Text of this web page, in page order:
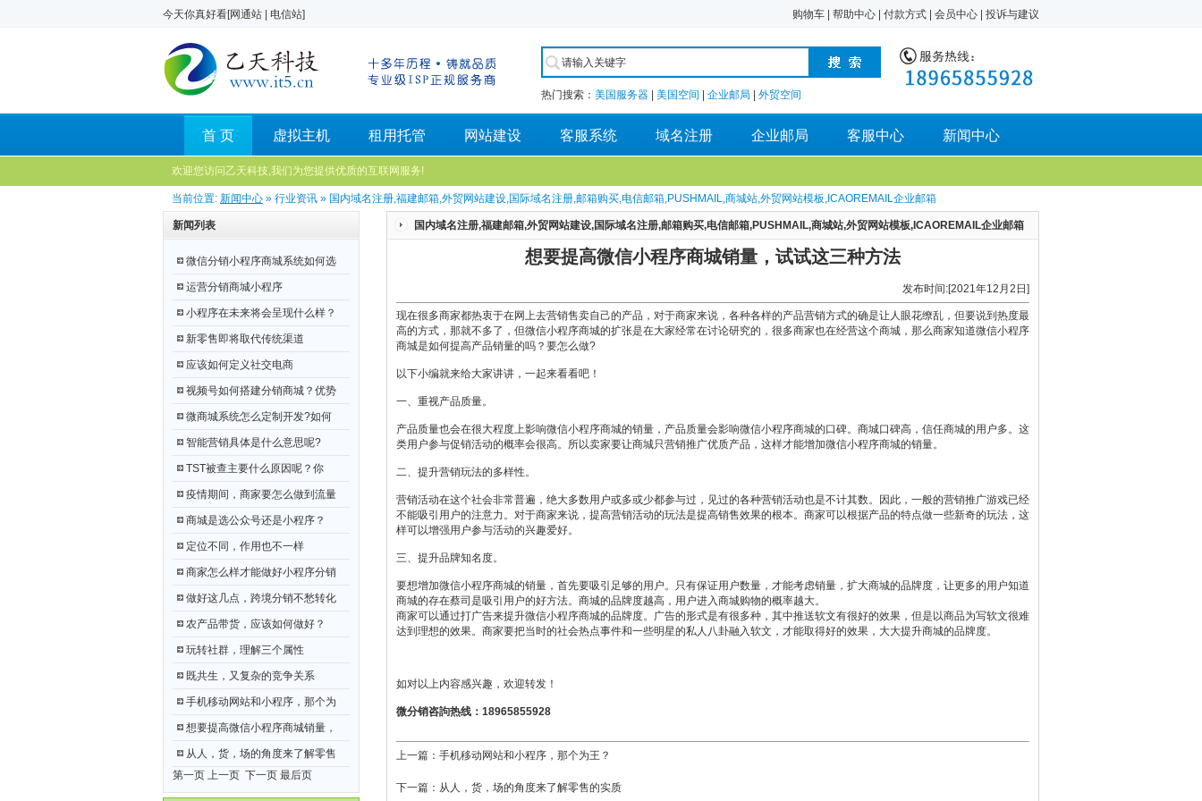
今天你真好看[网通站 电信站] 购物车 帮助中心 付款方式 会员中心 投诉与建议
热门搜索： 美国服务器 美国空间 企业邮局 外贸空间
首 页 虚拟主机 租用托管 网站建设 客服系统 域名注册 企业邮局 客服中心 新闻中心
欢迎您访问乙天科技,我们为您提供优质的互联网服务!
当前位置: 新闻中心 » 行业资讯 » 国内域名注册,福建邮箱,外贸网站建设,国际域名注册,邮箱购买,电信邮箱,PUSHMAIL,商城站,外贸网站模板,ICAOREMAIL企业邮箱
新闻列表
微信分销小程序商城系统如何选
运营分销商城小程序
小程序在未来将会呈现什么样？
新零售即将取代传统渠道
应该如何定义社交电商
视频号如何搭建分销商城？优势
微商城系统怎么定制开发?如何
智能营销具体是什么意思呢?
TST被查主要什么原因呢？你
疫情期间，商家要怎么做到流量
商城是选公众号还是小程序？
定位不同，作用也不一样
商家怎么样才能做好小程序分销
做好这几点，跨境分销不愁转化
农产品带货，应该如何做好？
玩转社群，理解三个属性
既共生，又复杂的竞争关系
手机移动网站和小程序，那个为
想要提高微信小程序商城销量，
从人，货，场的角度来了解零售
第一页 上一页 下一页 最后页
国内域名注册,福建邮箱,外贸网站建设,国际域名注册,邮箱购买,电信邮箱,PUSHMAIL,商城站,外贸网站模板,ICAOREMAIL企业邮箱
想要提高微信小程序商城销量，试试这三种方法
发布时间:[2021年12月2日]
现在很多商家都热衷于在网上去营销售卖自己的产品，对于商家来说，各种各样的产品营销方式的确是让人眼花缭乱，但要说到热度最
高的方式，那就不多了，但微信小程序商城的扩张是在大家经常在讨论研究的，很多商家也在经营这个商城，那么商家知道微信小程序
商城是如何提高产品销量的吗？要怎么做?
以下小编就来给大家讲讲，一起来看看吧！
一、重视产品质量。
产品质量也会在很大程度上影响微信小程序商城的销量，产品质量会影响微信小程序商城的口碑。商城口碑高，信任商城的用户多。这
类用户参与促销活动的概率会很高。所以卖家要让商城只营销推广优质产品，这样才能增加微信小程序商城的销量。
二、提升营销玩法的多样性。
营销活动在这个社会非常普遍，绝大多数用户或多或少都参与过，见过的各种营销活动也是不计其数。因此，一般的营销推广游戏已经
不能吸引用户的注意力。对于商家来说，提高营销活动的玩法是提高销售效果的根本。商家可以根据产品的特点做一些新奇的玩法，这
样可以增强用户参与活动的兴趣爱好。
三、提升品牌知名度。
要想增加微信小程序商城的销量，首先要吸引足够的用户。只有保证用户数量，才能考虑销量，扩大商城的品牌度，让更多的用户知道
商城的存在蔡司是吸引用户的好方法。商城的品牌度越高，用户进入商城购物的概率越大。
商家可以通过打广告来提升微信小程序商城的品牌度。广告的形式是有很多种，其中推送软文有很好的效果，但是以商品为写软文很难
达到理想的效果。商家要把当时的社会热点事件和一些明星的私人八卦融入软文，才能取得好的效果，大大提升商城的品牌度。
如对以上内容感兴趣，欢迎转发！
微分销咨訽热线：18965855928
上一篇： 手机移动网站和小程序，那个为王？
下一篇： 从人，货，场的角度来了解零售的实质